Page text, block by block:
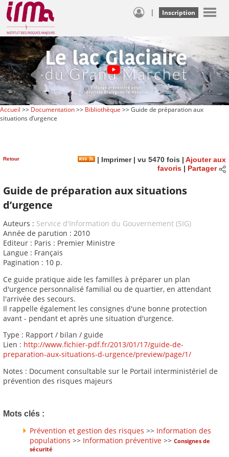
| Inscription
Accueil >> Documentation>> Bibliothèque >> Guide de préparation aux
situations d’urgence
Retour | Imprimer| vu 5470 fois | Ajouter aux
favoris| Partager
Guide de préparation aux situations
d’urgence
Auteurs : Service d'Information du Gouvernement (SIG)
Année de parution : 2010
Editeur : Paris : Premier Ministre
Langue : Français
Pagination : 10 p.
Ce guide pratique aide les familles à préparer un plan
d'urgence personnalisé familial ou de quartier, en attendant
l'arrivée des secours.
Il rappelle également les consignes d'une bonne protection
avant - pendant et après une situation d'urgence.
Type : Rapport / bilan / guide
Lien : http://www.fichier-pdf.fr/2013/01/17/guide-de-
preparation-aux-situations-d-urgence/preview/page/1/
Notes : Document consultable sur le Portail interministériel de
prévention des risques majeurs
Mots clés :
Prévention et gestion des risques >> Information des
populations >> Information préventive >> Consignes de
sécurité